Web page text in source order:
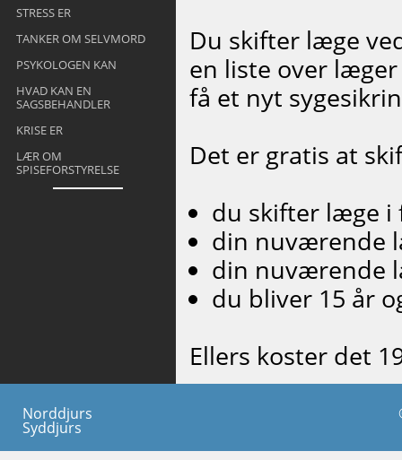
STRESS ER
TANKER OM SELVMORD
PSYKOLOGEN KAN
HVAD KAN EN
SAGSBEHANDLER
KRISE ER
LÆR OM
SPISEFORSTYRELSE
Du skifter læge
en liste over
få et nyt
Det er gratis at
du skifter læge i
din nuværende
din nuværende
du bliver 15 år
Ellers koster det
Norddjurs
Syddjurs